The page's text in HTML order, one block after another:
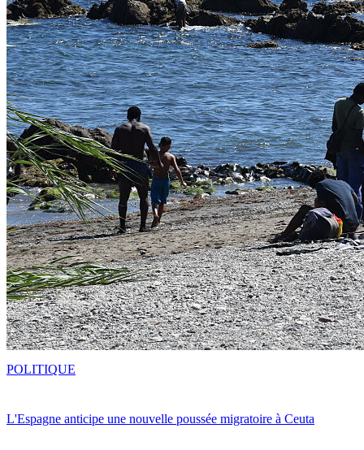
L'Espagne anticipe une nouvelle poussée migratoire à Ceuta
POLITIQUE